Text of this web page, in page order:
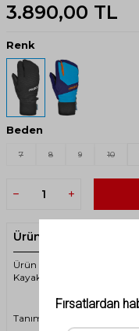
3.890,00 TL
Renk
Beden
7 8 9 10
Ürün Açıklaması
Ürün Kodu: 4501722 -
Kayak Eldiveni
Tanım